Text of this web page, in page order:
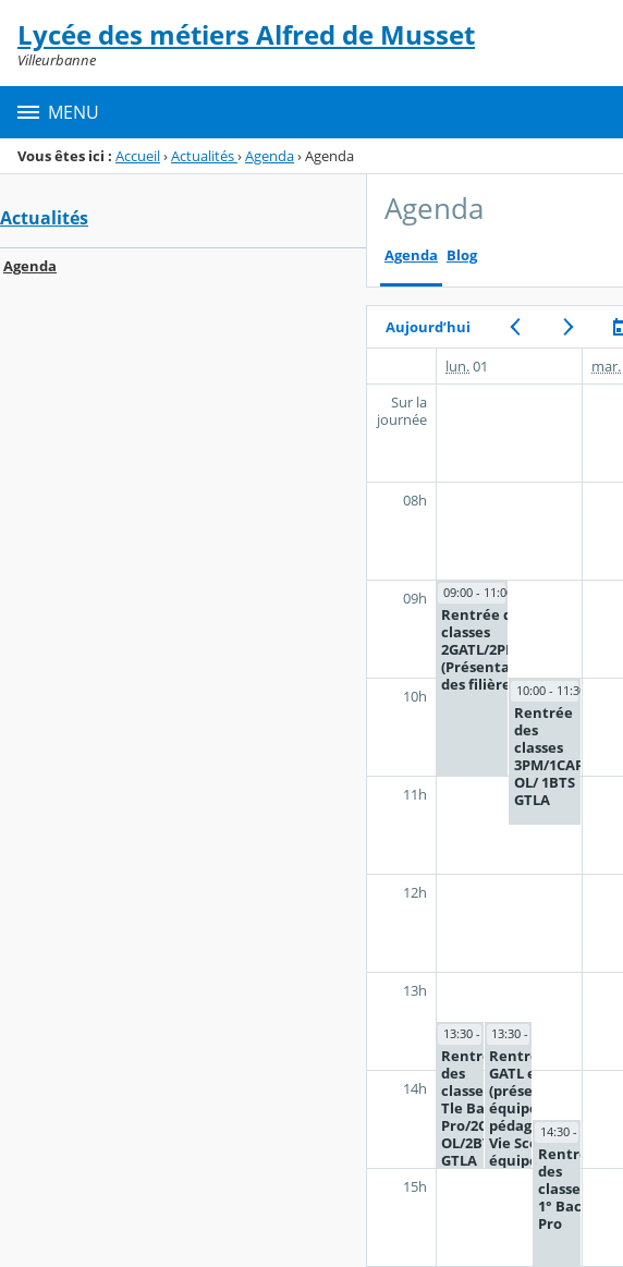
Menu de la rubrique
Contenu
Lycée des métiers Alfred de Musset
Villeurbanne
MENU
Vous êtes ici : Accueil›Actualités›Agenda›Agenda
Actualités
Agenda
Agenda
Agenda Blog
Aujourd’hui
09:00 - 11:00
Rentrée des
classes
2GATL/2PMIA
(Présentation
des filières)10:00 - 11:30
Rentrée
des
classes
3PM/1CAP
OL/ 1BTS
GTLA
13:30 - 15:00
Rentrée
des
classes
Tle Bac
Pro/2CAP
OL/2BTS
GTLA
13:30 - 15:00
Rentrée des
GATL et 2PMIA
(présentation
équipes
pédagogiques,
Vie Scolaire,
équipe
médico-
sociale)
14:30 - 16:00
Rentrée
des
classes
1° Bac
Pro
lun.01 mar.
Sur la
journée
08h
09h
10h
11h
12h
13h
14h
15h